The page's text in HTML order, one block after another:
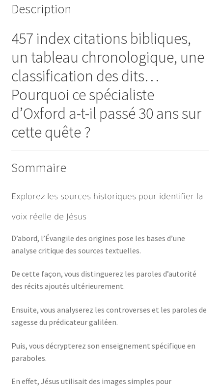
Description
457 index citations bibliques,
un tableau chronologique, une
classification des dits…
Pourquoi ce spécialiste
d’Oxford a-t-il passé 30 ans sur
cette quête ?
Sommaire
Explorez les sources historiques pour identifier la
voix réelle de Jésus
D’abord, l’Évangile des origines pose les bases d’une
analyse critique des sources textuelles.
De cette façon, vous distinguerez les paroles d’autorité
des récits ajoutés ultérieurement.
Ensuite, vous analyserez les controverses et les paroles de
sagesse du prédicateur galiléen.
Puis, vous décrypterez son enseignement spécifique en
paraboles.
En effet, Jésus utilisait des images simples pour